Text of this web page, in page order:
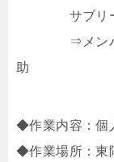
サブリー
⇒メンバー
助
◆作業内容：個
◆作業場所：東